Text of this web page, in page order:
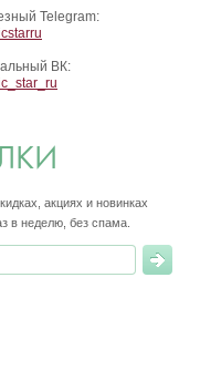
Telegram:
ВК:
акциях и новинках
в неделю, без спама.